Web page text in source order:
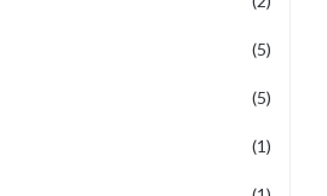
(5)
(5)
(1)